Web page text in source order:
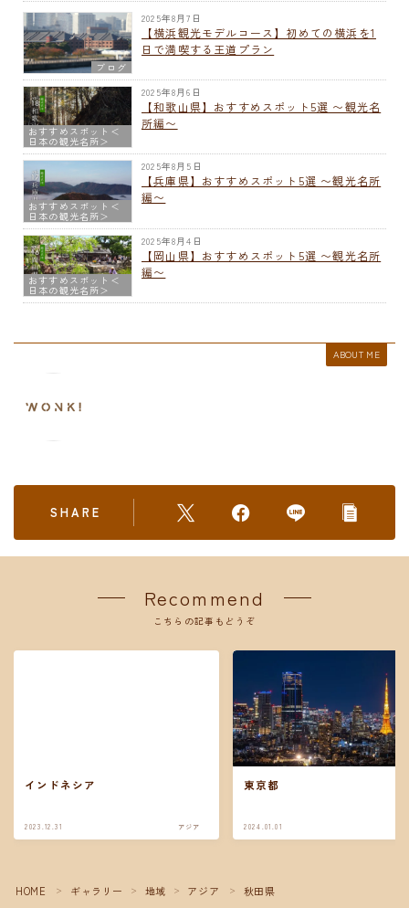
ブログ
2025年8月7日
【横浜観光モデルコース】初めての横浜を1
日で満喫する王道プラン
おすすめスポット＜
日本の観光名所＞
2025年8月6日
【和歌山県】おすすめスポット5選 〜観光名
所編〜
おすすめスポット＜
日本の観光名所＞
2025年8月5日
【兵庫県】おすすめスポット5選 〜観光名所
編〜
おすすめスポット＜
日本の観光名所＞
2025年8月4日
【岡山県】おすすめスポット5選 〜観光名所
編〜
ABOUT ME
SHARE
Recommend
こちらの記事もどうぞ
インドネシア
2023.12.31 アジア
東京都
2024.01.01
HOME ＞ ギャラリー ＞ 地域 ＞ アジア ＞ 秋田県